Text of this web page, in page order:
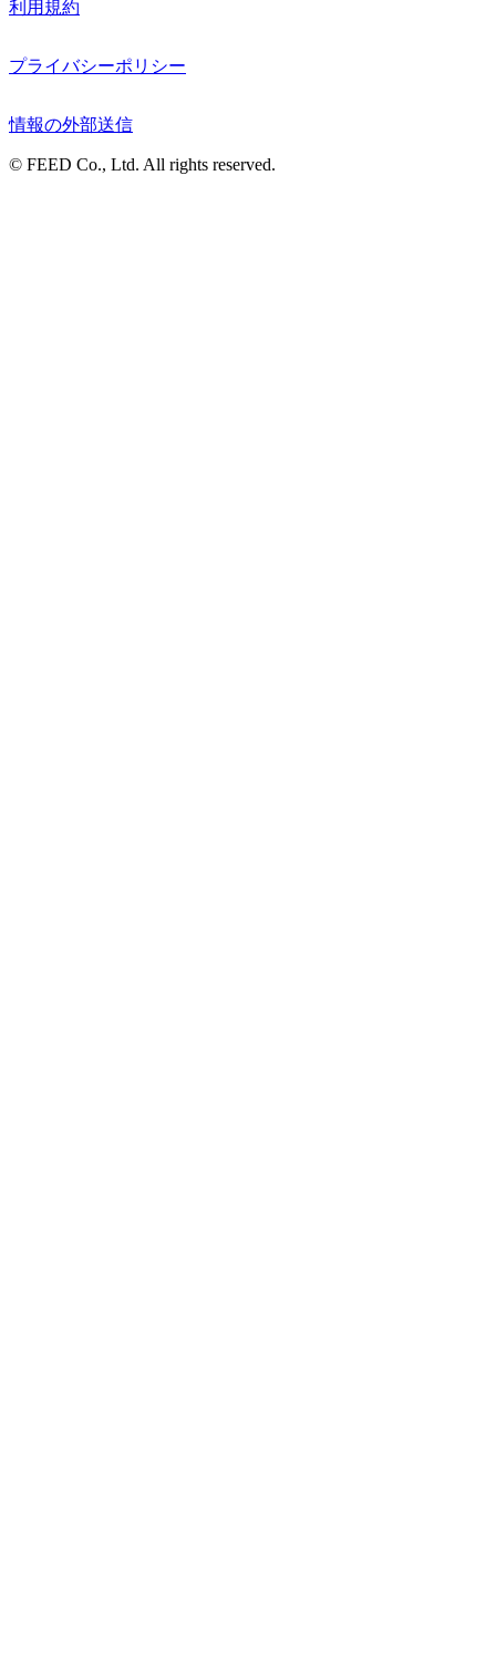
利用規約
プライバシーポリシー
情報の外部送信
© FEED Co., Ltd. All rights reserved.